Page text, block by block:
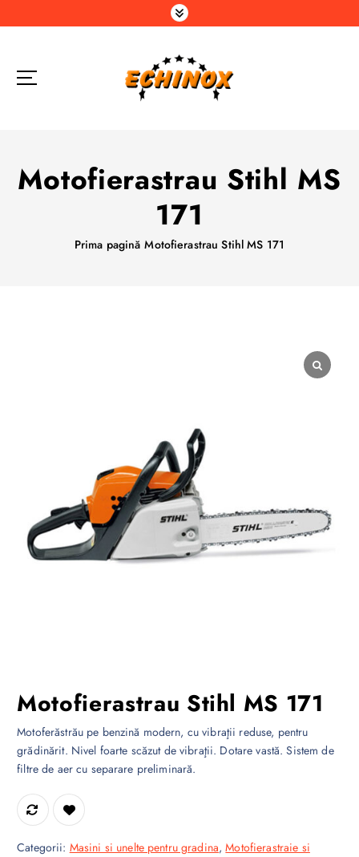
a
Motofierastrau Stihl MS
171
Prima pagină Motofierastrau Stihl MS 171
Motofierastrau Stihl MS 171
Motoferăstrău pe benzină modern, cu vibraţii reduse, pentru
grădinărit. Nivel foarte scăzut de vibraţii. Dotare vastă. Sistem de
filtre de aer cu separare preliminară.
Categorii: Masini si unelte pentru gradina,Motofierastraie si